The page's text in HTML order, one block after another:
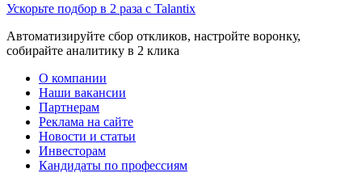
Ускорьте подбор в 2 раза с Talantix
Автоматизируйте сбор откликов, настройте воронку,
собирайте аналитику в 2 клика
О компании
Наши вакансии
Партнерам
Реклама на сайте
Новости и статьи
Инвесторам
Кандидаты по профессиям